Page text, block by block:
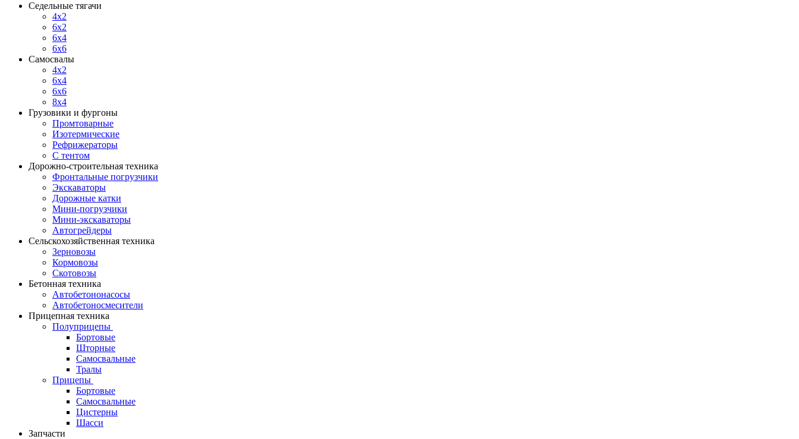
Седельные тягачи
4x2
6x2
6x4
6x6
Самосвалы
4x2
6x4
6x6
8x4
Грузовики и фургоны
Промтоварные
Изотермические
Рефрижераторы
С тентом
Дорожно-строительная техника
Фронтальные погрузчики
Экскаваторы
Дорожные катки
Мини-погрузчики
Мини-экскаваторы
Автогрейдеры
Сельскохозяйственная техника
Зерновозы
Кормовозы
Скотовозы
Бетонная техника
Автобетононасосы
Автобетоносмесители
Прицепная техника
Полуприцепы
Бортовые
Шторные
Самосвальные
Тралы
Прицепы
Бортовые
Самосвальные
Цистерны
Шасси
Запчасти